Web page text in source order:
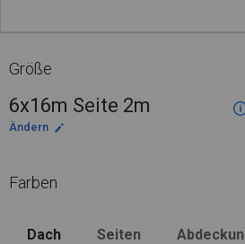
Größe
6x16m Seite 2m
Ändern
Farben
Dach Seiten